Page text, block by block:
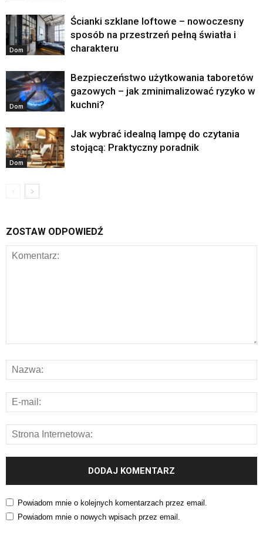
Dom
Ścianki szklane loftowe – nowoczesny
sposób na przestrzeń pełną światła i
charakteru
Dom
Bezpieczeństwo użytkowania taboretów
gazowych – jak zminimalizować ryzyko w
kuchni?
Dom
Jak wybrać idealną lampę do czytania
stojącą: Praktyczny poradnik
ZOSTAW ODPOWIEDŹ
Powiadom mnie o kolejnych komentarzach przez email.
Powiadom mnie o nowych wpisach przez email.